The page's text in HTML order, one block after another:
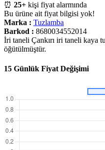
⏰ 25+ kişi fiyat alarmında
Bu ürüne ait fiyat bilgisi yok!
Marka : Tuzlamba
Barkod : 8680034552014
İri taneli Çankırı iri taneli kaya
öğütülmüştür.
15 Günlük Fiyat Değişimi